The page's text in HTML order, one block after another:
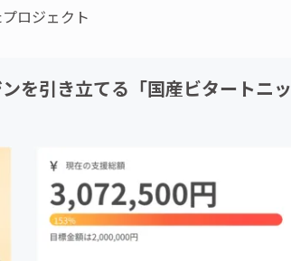
ロジェクト
を引き立てる「国産ビタートニッ